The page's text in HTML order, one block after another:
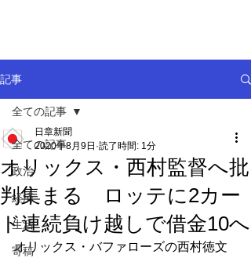
記事
全ての記事
政治
経済
生活
寄稿
全ての記事
オリックス・西村監督へ批
判集まる ロッテに2カー
ド連続負け越しで借金10へ
日章新聞
2020年8月9日 読了時間: 1分
オリックス・バファローズの西村徳文